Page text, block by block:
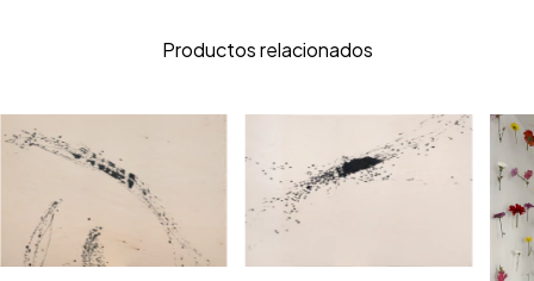
Productos relacionados